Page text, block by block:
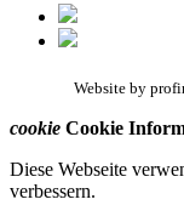
Website by
cookie Cookie
Diese Webseite
verbessern.